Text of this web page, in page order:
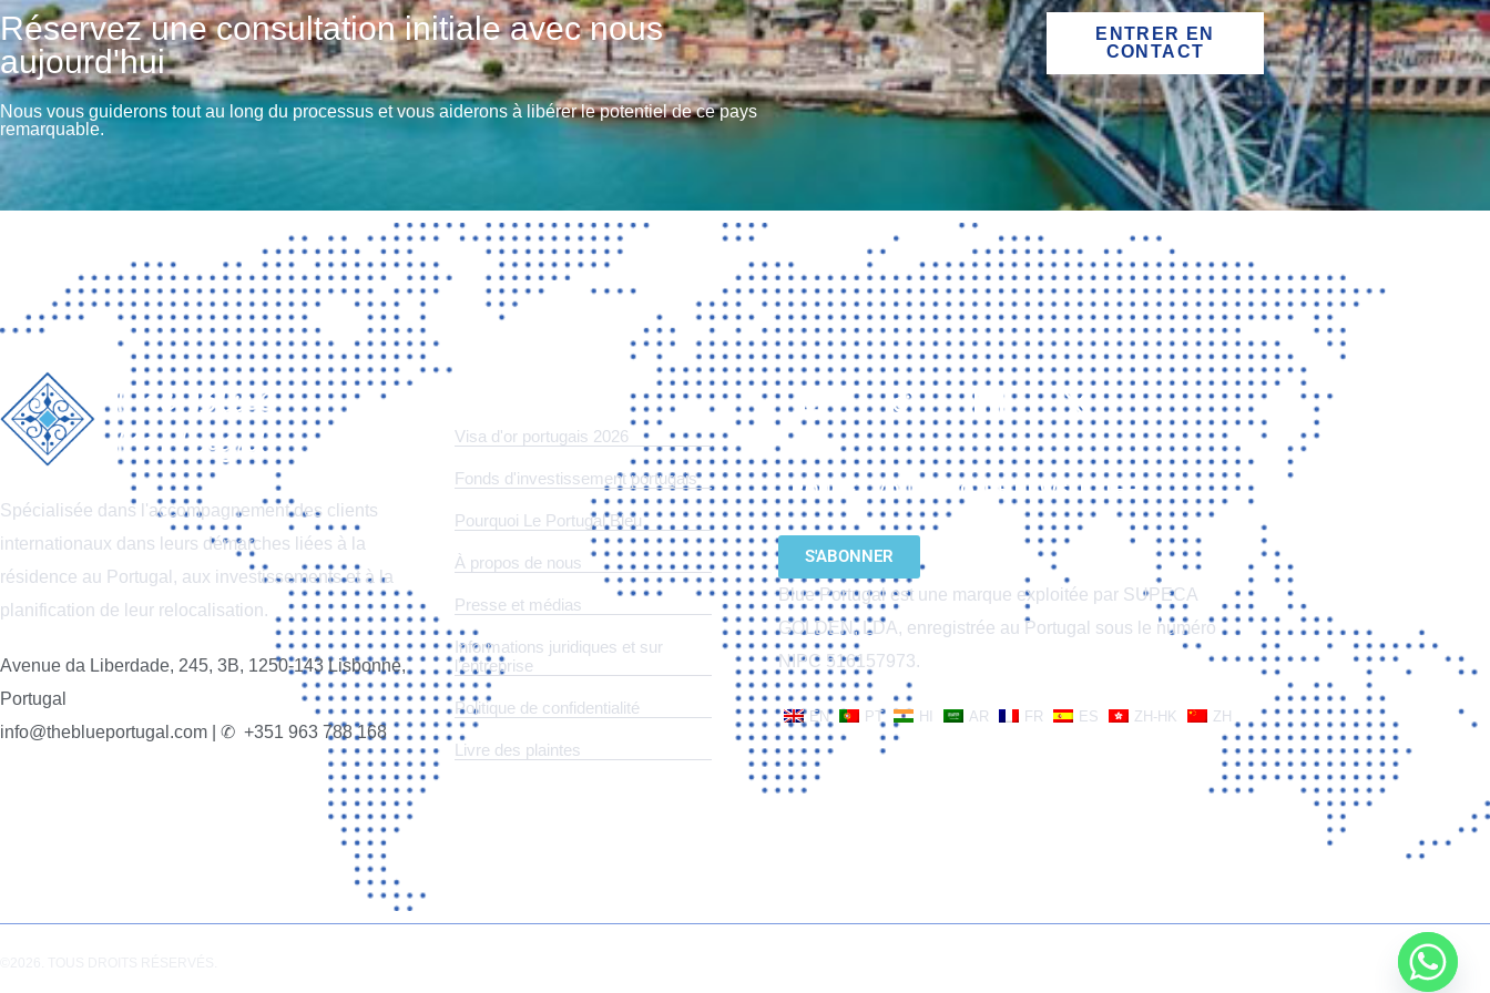
Réservez une consultation initiale avec nous
aujourd'hui
Nous vous guiderons tout au long du processus et vous aiderons à libérer le potentiel de ce pays
remarquable.
ENTRER EN
CONTACT
Spécialisée dans l'accompagnement des clients
internationaux dans leurs démarches liées à la
résidence au Portugal, aux investissements et à la
planification de leur relocalisation.
Avenue da Liberdade, 245, 3B, 1250-143 Lisbonne,
Portugal
info@theblueportugal.com | ✆ +351 963 788 168
Visa d'or portugais 2026
Fonds d'investissement portugais
Pourquoi Le Portugal Bleu
À propos de nous
Presse et médias
Informations juridiques et sur
l'entreprise
​Politique de confidentialité
Livre des plaintes
ABONNEZ-VOUS À NOTRE NEWSLETTER
S'ABONNER
Blue Portugal est une marque exploitée par SUPECA
GOLDEN, LDA, enregistrée au Portugal sous le numéro
NIPC 516157973.
EN PT HI AR FR ES ZH-HK ZH